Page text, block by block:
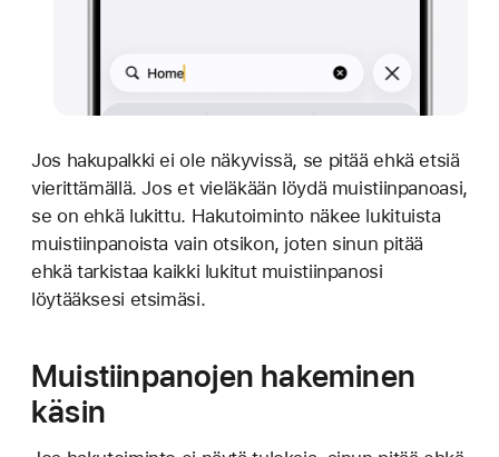
Jos hakupalkki ei ole näkyvissä, se pitää ehkä etsiä
vierittämällä. Jos et vieläkään löydä muistiinpanoasi,
se on ehkä lukittu. Hakutoiminto näkee lukituista
muistiinpanoista vain otsikon, joten sinun pitää
ehkä tarkistaa kaikki lukitut muistiinpanosi
löytääksesi etsimäsi.
Muistiinpanojen hakeminen
käsin